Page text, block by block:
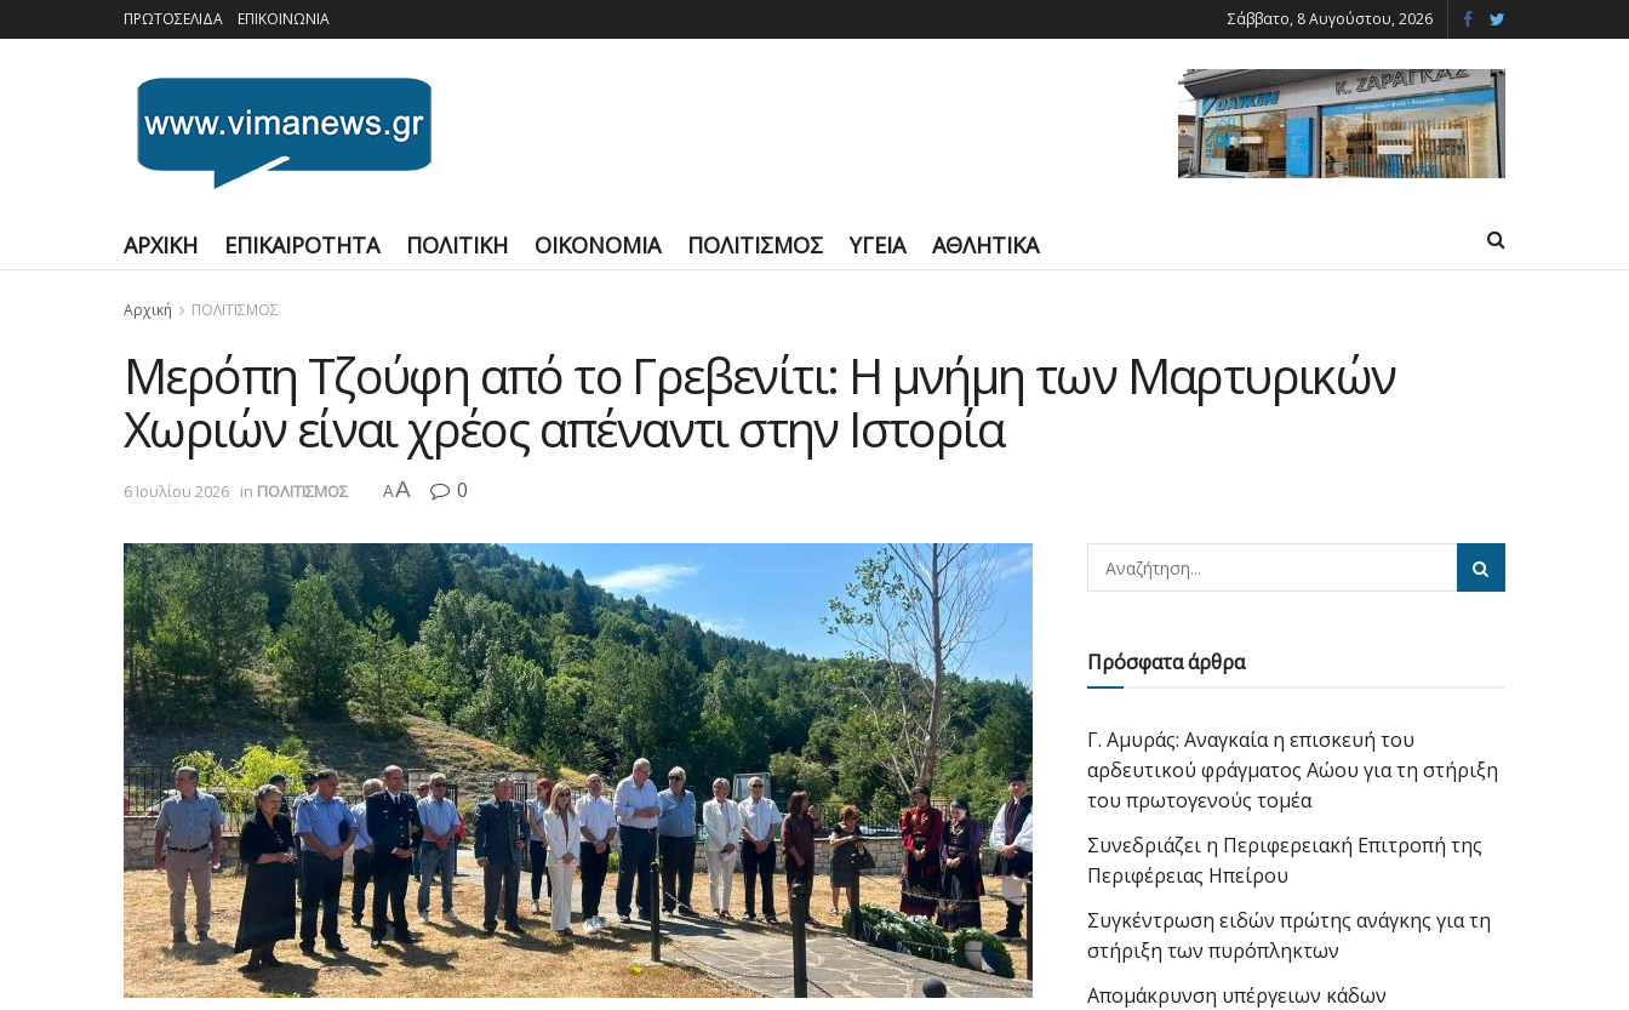
ΠΡΩΤΟΣΕΛΙΔΑ ΕΠΙΚΟΙΝΩΝΙΑ Σάββατο, 8 Αυγούστου, 2026
ΑΡΧΙΚΗ ΕΠΙΚΑΙΡΟΤΗΤΑ ΠΟΛΙΤΙΚΗ ΟΙΚΟΝΟΜΙΑ ΠΟΛΙΤΙΣΜΟΣ ΥΓΕΙΑ ΑΘΛΗΤΙΚΑ
Αρχική ΠΟΛΙΤΙΣΜΟΣ
Μερόπη Τζούφη από το Γρεβενίτι: Η μνήμη των Μαρτυρικών
Χωριών είναι χρέος απέναντι στην Ιστορία
6 Ιουλίου 2026 in ΠΟΛΙΤΙΣΜΟΣ AA 0
Πρόσφατα άρθρα
Γ. Αμυράς: Αναγκαία η επισκευή του
αρδευτικού φράγματος Αώου για τη στήριξη
του πρωτογενούς τομέα
Συνεδριάζει η Περιφερειακή Επιτροπή της
Περιφέρειας Ηπείρου
Συγκέντρωση ειδών πρώτης ανάγκης για τη
στήριξη των πυρόπληκτων
Απομάκρυνση υπέργειων κάδων